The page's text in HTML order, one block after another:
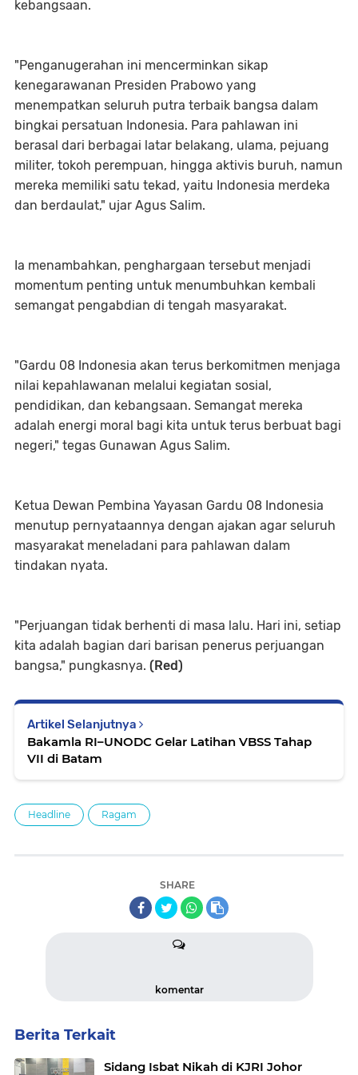
kebangsaan.
"Penganugerahan ini mencerminkan sikap
kenegarawanan Presiden Prabowo yang
menempatkan seluruh putra terbaik bangsa dalam
bingkai persatuan Indonesia. Para pahlawan ini
berasal dari berbagai latar belakang, ulama, pejuang
militer, tokoh perempuan, hingga aktivis buruh, namun
mereka memiliki satu tekad, yaitu Indonesia merdeka
dan berdaulat," ujar Agus Salim.
Ia menambahkan, penghargaan tersebut menjadi
momentum penting untuk menumbuhkan kembali
semangat pengabdian di tengah masyarakat.
"Gardu 08 Indonesia akan terus berkomitmen menjaga
nilai kepahlawanan melalui kegiatan sosial,
pendidikan, dan kebangsaan. Semangat mereka
adalah energi moral bagi kita untuk terus berbuat bagi
negeri," tegas Gunawan Agus Salim.
Ketua Dewan Pembina Yayasan Gardu 08 Indonesia
menutup pernyataannya dengan ajakan agar seluruh
masyarakat meneladani para pahlawan dalam
tindakan nyata.
"Perjuangan tidak berhenti di masa lalu. Hari ini, setiap
kita adalah bagian dari barisan penerus perjuangan
bangsa," pungkasnya. (Red)
Artikel Selanjutnya
Bakamla RI–UNODC Gelar Latihan VBSS Tahap
VII di Batam
Headline Ragam
SHARE
komentar
Berita Terkait
Sidang Isbat Nikah di KJRI Johor